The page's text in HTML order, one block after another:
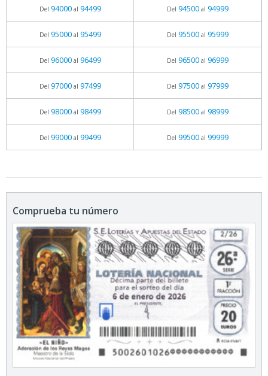
Del 94000al 94499 Del 94500al 94999
Del 95000al 95499 Del 95500al 95999
Del 96000al 96499 Del 96500al 96999
Del 97000al 97499 Del 97500al 97999
Del 98000al 98499 Del 98500al 98999
Del 99000al 99499 Del 99500al 99999
Comprueba tu número